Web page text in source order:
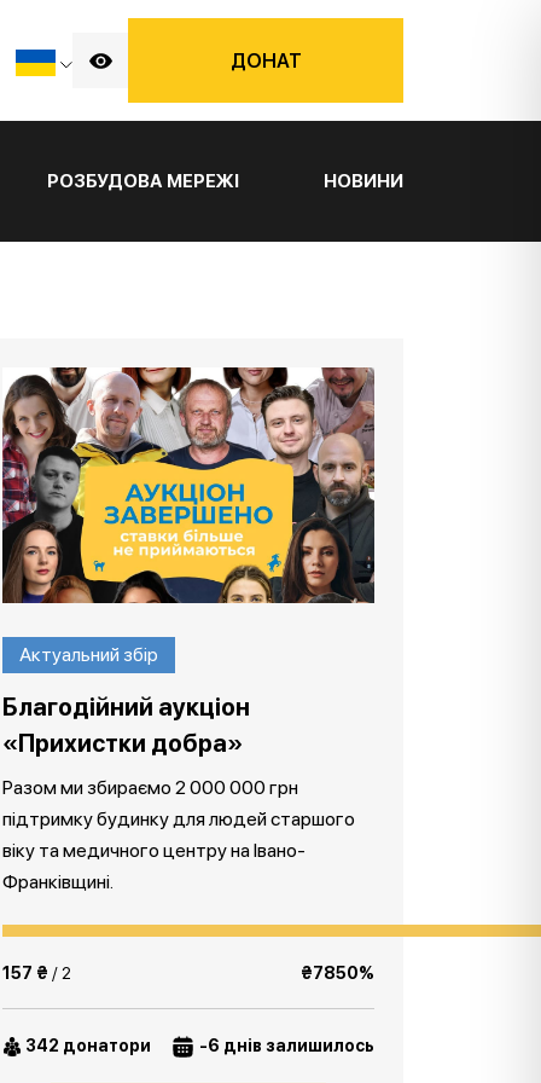
ДОНАТ
РОЗБУДОВА МЕРЕЖІ НОВИНИ
Актуальний збір
Благодійний аукціон
«Прихистки добра»
Разом ми збираємо 2 000 000 грн
підтримку будинку для людей старшого
віку та медичного центру на Івано-
Франківщині.
157 ₴ / 2 ₴7850%
342 донатори -6 днів залишилось